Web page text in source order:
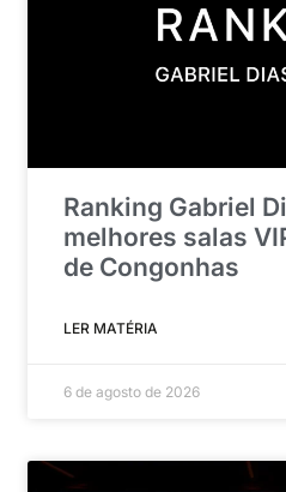
Ranking Gabriel
melhores salas
de Congonhas
LER MATÉRIA
6 de agosto de 2026